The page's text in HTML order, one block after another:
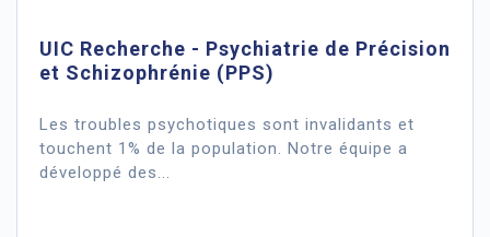
UIC Recherche - Psychiatrie de Précision
et Schizophrénie (PPS)
Les troubles psychotiques sont invalidants et
touchent 1% de la population. Notre équipe a
développé des...